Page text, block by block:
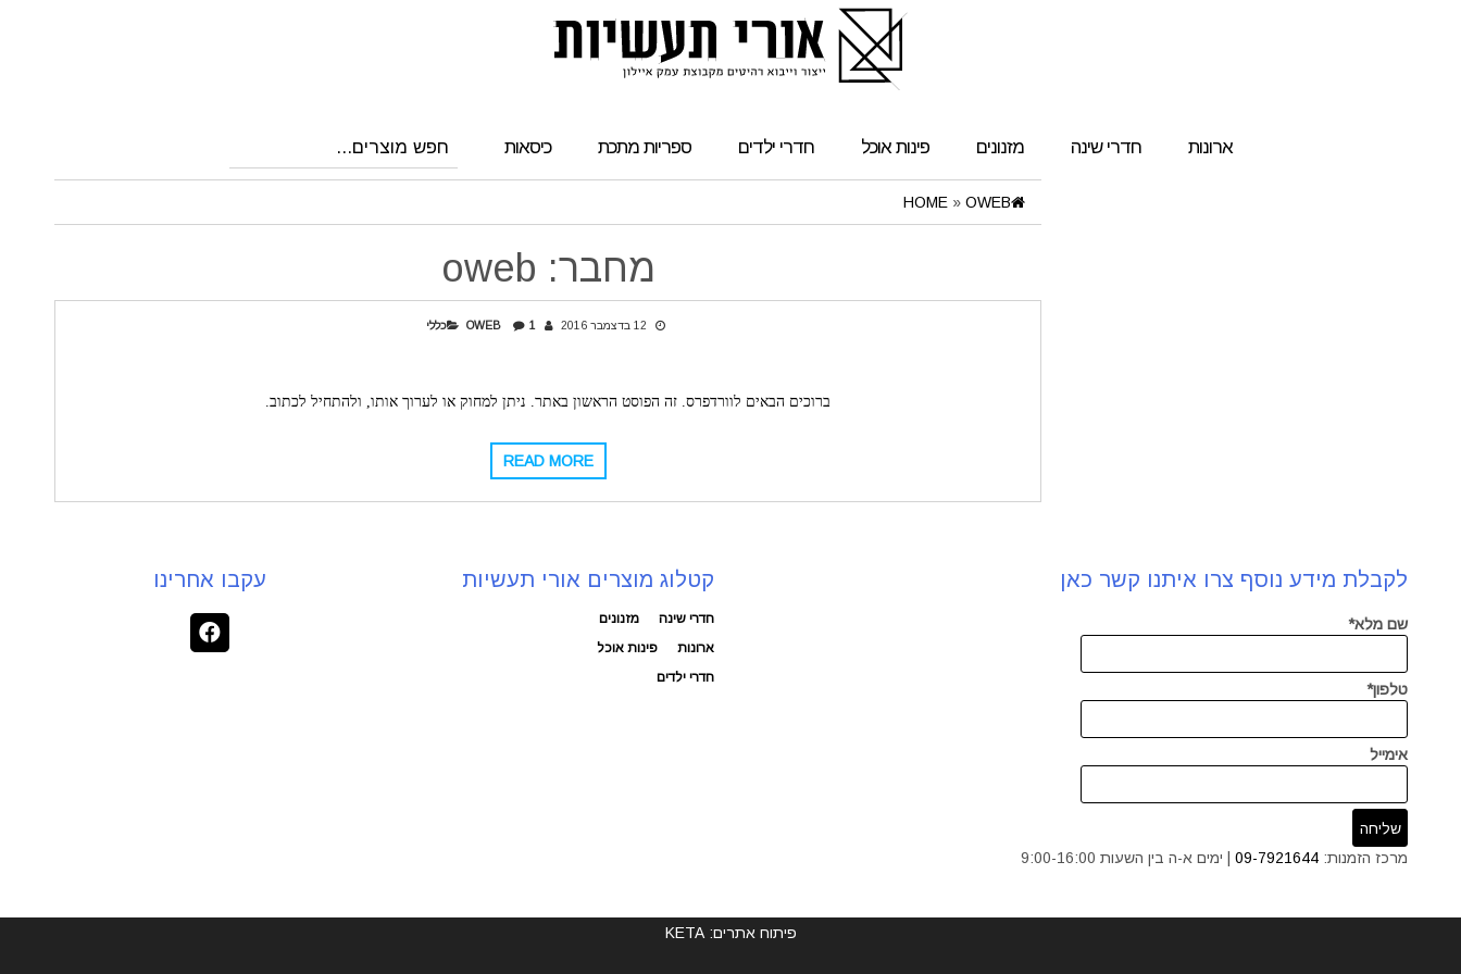
ארונות חדרי שינה מזנונים פינות אוכל חדרי ילדים ספריות מתכת כיסאות
HOME » OWEB
מחבר: oweb
12 בדצמבר 2016 OWEB 1 כללי
ברוכים הבאים לוורדפרס. זה הפוסט הראשון באתר. ניתן למחוק או לערוך אותו, ולהתחיל לכתוב.
READ MORE
עקבו אחרינו קטלוג מוצרים אורי תעשיות
חדרי שינה
מזנונים
ארונות
פינות אוכל
חדרי ילדים
לקבלת מידע נוסף צרו איתנו קשר כאן
שם מלא*
טלפון*
אימייל
מרכז הזמנות: 09-7921644| ימים א-ה בין השעות 9:00-16:00
פיתוח אתרים: KETA